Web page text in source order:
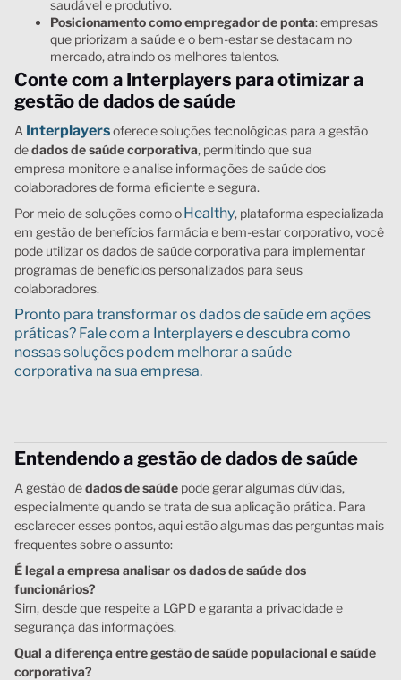
saudável e produtivo.
Posicionamento como empregador de ponta: empresas
que priorizam a saúde e o bem-estar se destacam no
mercado, atraindo os melhores talentos.
Conte com a Interplayers para otimizar a
gestão de dados de saúde
A Interplayersoferece soluções tecnológicas para a gestão
dedados de saúdecorporativa, permitindo que sua
empresa monitore e analise informações de saúde dos
colaboradores de forma eficiente e segura.
Por meio de soluções como oHealthy, plataforma especializada
em gestão de benefícios farmácia e bem-estar corporativo, você
pode utilizar os dados de saúde corporativa para implementar
programas de benefícios personalizados para seus
colaboradores.
Pronto para transformar os dados de saúde em ações
práticas? Fale com a Interplayers e descubra como
nossas soluções podem melhorar a saúde
corporativa na sua empresa.
Entendendo a gestão de dados de saúde
A gestão dedados de saúde pode gerar algumas dúvidas,
especialmente quando se trata de sua aplicação prática. Para
esclarecer esses pontos, aqui estão algumas das perguntas mais
frequentes sobre o assunto:
É legal a empresa analisar os dados de saúde dos
funcionários?
Sim, desde que respeite a LGPD e garanta a privacidade e
segurança das informações.
Qual a diferença entre gestão de saúde populacional e saúde
corporativa?